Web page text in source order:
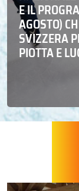
E IL
AGOSTO)
SVIZZERA
PIOTTA E